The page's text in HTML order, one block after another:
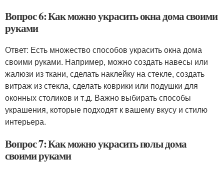
Вопрос 6: Как можно украсить окна дома своими
руками
Ответ: Есть множество способов украсить окна дома
своими руками. Например, можно создать навесы или
жалюзи из ткани, сделать наклейку на стекле, создать
витраж из стекла, сделать коврики или подушки для
оконных столиков и т.д. Важно выбирать способы
украшения, которые подходят к вашему вкусу и стилю
интерьера.
Вопрос 7: Как можно украсить полы дома
своими руками